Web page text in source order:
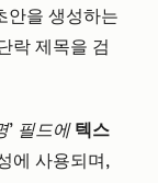
안을 생성하는
락 제목을 검
’ 필드에 텍스
에 사용되며,